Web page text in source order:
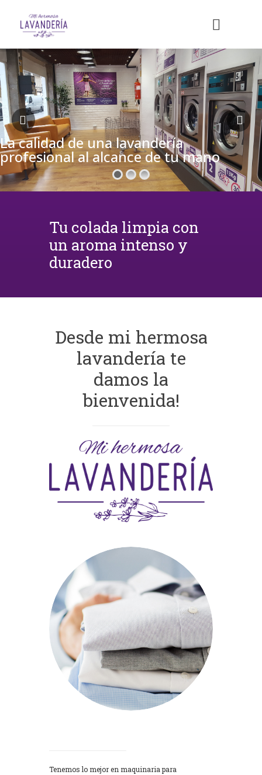
La calidad de una lavandería
profesional al alcance de tu mano
Tu colada limpia con
un aroma intenso y
duradero
Desde mi hermosa
lavandería te
damos la
bienvenida!
Tenemos lo mejor en maquinaria para